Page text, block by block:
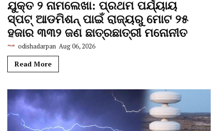
ଯୁକ୍ତ ୨ ନାମଲେଖା: ପ୍ରଥମ ପର୍ଯ୍ୟାୟ
ସ୍ପଟ୍ ଆଡମିଶନ୍ ପାଇଁ ରାଜ୍ୟରୁ ମୋଟ ୨୫
ହଜାର ୩୩୨ ଜଣ ଛାତ୍ରଛାତ୍ରୀ ମନୋନୀତ
odishadarpan Aug 06, 2026
Read More